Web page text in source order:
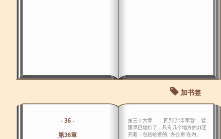
加书签
- 36 -
第36章
第三十六章 回到了“亲军营”，营
里早已熄灯了，只有几个地方的灯还
亮着，包括哈善的 “办公房”在内。